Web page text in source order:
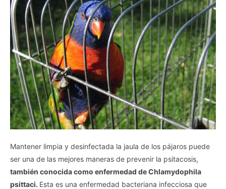
Mantener limpia y desinfectada la jaula de los pájaros puede
ser una de las mejores maneras de prevenir la psitacosis,
también conocida como enfermedad de Chlamydophila
psittaci. Esta es una enfermedad bacteriana infecciosa que